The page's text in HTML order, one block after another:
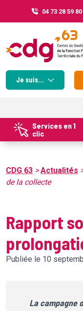
04 73 28 59 80
Je suis...
Services en 1
clic
CDG 63 >Actualités
de la collecte
Rapport
Publiée le 10
La campagne
Cookies management